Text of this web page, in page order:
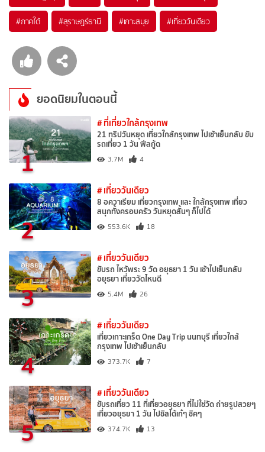
#ภาคใต้ #สุราษฎร์ธานี #เกาะสมุย #เที่ยววันเดียว
ยอดนิยมในตอนนี้
1
# ที่เที่ยวใกล้กรุงเทพ
21 ทริปวันหยุด เที่ยวใกล้กรุงเทพ ไปเช้าเย็นกลับ ขับ
รถเที่ยว 1 วัน ฟีลกู้ด
3.7M 4
2
# เที่ยววันเดียว
8 อควาเรียม เที่ยวกรุงเทพ และ ใกล้กรุงเทพ เที่ยว
สนุกทั้งครอบครัว วันหยุดสั้นๆ ก็ไปได้
553.6K 18
3
# เที่ยววันเดียว
ขับรถ ไหว้พระ 9 วัด อยุธยา 1 วัน เช้าไปเย็นกลับ
อยุธยา เที่ยววัดไหนดี
5.4M 26
4
# เที่ยววันเดียว
เที่ยวเกาะเกร็ด One Day Trip นนทบุรี เที่ยวใกล้
กรุงเทพ ไปเช้าเย็นกลับ
373.7K 7
5
# เที่ยววันเดียว
ขับรถเที่ยว 11 ที่เที่ยวอยุธยา ที่ไม่ใช่วัด ถ่ายรูปสวยๆ
เที่ยวอยุธยา 1 วัน ไปชิลได้เก๋ๆ ชิคๆ
374.7K 13